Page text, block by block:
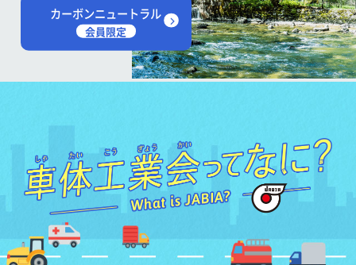
カーボンニュートラル
会員限定